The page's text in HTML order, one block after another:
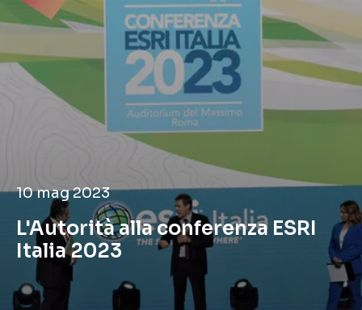
10 mag 2023
L'Autorità alla conferenza ESRI
Italia 2023